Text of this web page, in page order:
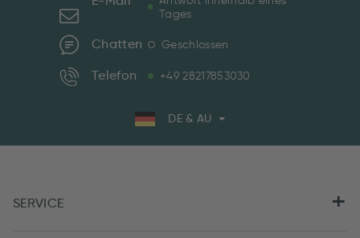
Tages
Chatten Geschlossen
Telefon +49 28217853030
DE & AU
SERVICE